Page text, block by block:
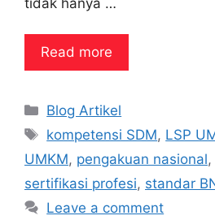
Read more
Categories
Blog Artikel
Tags
kompetensi SDM, LSP
UMKM, pengakuan nasional,
sertifikasi profesi, standar
Leave a comment